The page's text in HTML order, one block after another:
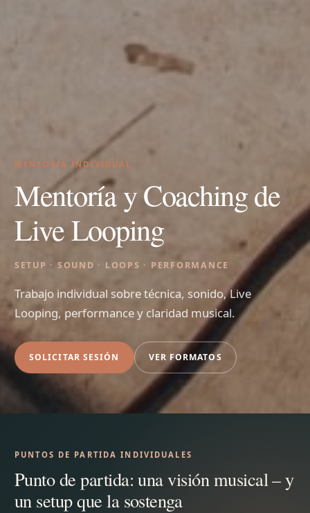
MENTORÍA INDIVIDUAL
Mentoría y Coaching de
Live Looping
SETUP · SOUND · LOOPS · PERFORMANCE
Trabajo individual sobre técnica, sonido, Live
Looping, performance y claridad musical.
SOLICITAR SESIÓN VER FORMATOS
PUNTOS DE PARTIDA INDIVIDUALES
Punto de partida: una visión musical – y
un setup que la sostenga